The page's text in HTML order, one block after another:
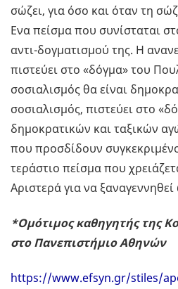
σώζει, για όσο και όταν τη
Ενα πείσμα που συνίσταται
αντι-δογματισμού της. Η
πιστεύει στο «δόγμα» του
σοσιαλισμός θα είναι
σοσιαλισμός, πιστεύει στο
δημοκρατικών και ταξικών
που προσδίδουν
τεράστιο πείσμα που
Αριστερά για να
*Oμότιμος καθηγητής της
στο Πανεπιστήμιο Αθηνών
https://www.efsyn.gr/stiles/